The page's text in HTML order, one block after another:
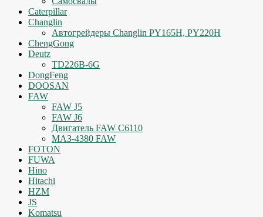
Caterpillar
Changlin
Автогрейдеры Changlin PY165H, PY220H
ChengGong
Deutz
TD226B-6G
DongFeng
DOOSAN
FAW
FAW J5
FAW J6
Двигатель FAW C6110
МАЗ-4380 FAW
FOTON
FUWA
Hino
Hitachi
HZM
JS
Komatsu